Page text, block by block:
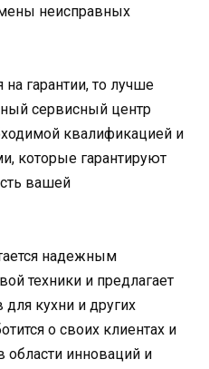
неисправных
на гарантии, то лучше
сервисный центр
квалификацией и
которые гарантируют
вашей
надежным
техники и предлагает
кухни и других
о своих клиентах и
области инноваций и